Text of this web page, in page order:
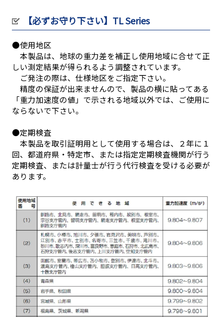
【必ずお守り下さい】TL Series
●使用地区
本製品は、地球の重力差を補正し使用地域に合せて正
しい測定結果が得られるよう調整されています。
ご発注の際は、仕様地区をご指定下さい。
精度の保証が出来ませんので、製品の横に貼ってある
「重力加速度の値」で示される地域以外では、ご使用に
ならないで下さい。
●定期検査
本製品を取引証明用として使用する場合は、２年に１
回、都道府県・特定市、または指定定期検査機関が行う
定期検査、または計量士が行う代行検査を受ける必要が
あります。